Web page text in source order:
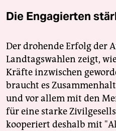
Die Engagierten
Der drohende Erfolg der
Landtagswahlen zeigt,
Kräfte inzwischen
braucht es
und vor allem mit den
für eine starke
kooperiert deshalb mit